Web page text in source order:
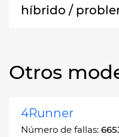
híbrido /
Otros
4Runner
Número de fallas: